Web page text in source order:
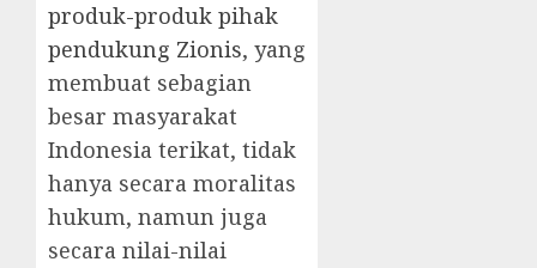
produk-produk pihak
pendukung Zionis, yang
membuat sebagian
besar masyarakat
Indonesia terikat, tidak
hanya secara moralitas
hukum, namun juga
secara nilai-nilai